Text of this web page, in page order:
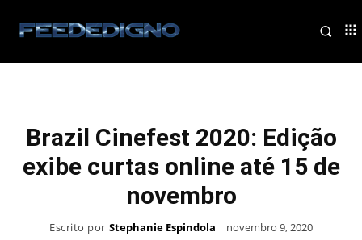
Brazil Cinefest 2020: Edição
exibe curtas online até 15 de
novembro
Escrito por Stephanie Espindola novembro 9, 2020